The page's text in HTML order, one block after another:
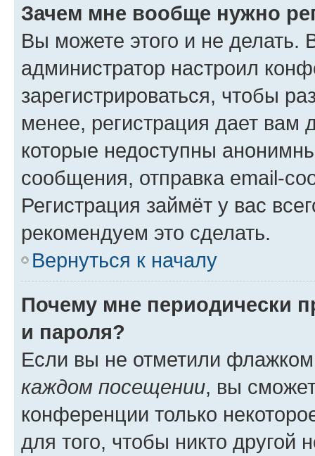
Зачем мне вообще нужно
Вы можете этого и не делать.
администратор настроил
зарегистрироваться, чтобы
менее, регистрация дает вам
которые недоступны
сообщения, отправка email-
Регистрация займёт у вас
рекомендуем это сделать.
Вернуться к началу
Почему мне периодически
и пароля?
Если вы не отметили
каждом посещении, вы
конференции только
для того, чтобы никто другой